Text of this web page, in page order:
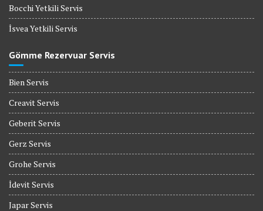
Bocchi Yetkili Servis
İsvea Yetkili Servis
Gömme Rezervuar Servis
Bien Servis
Creavit Servis
Geberit Servis
Gerz Servis
Grohe Servis
İdevit Servis
Japar Servis